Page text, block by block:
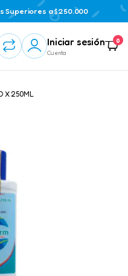
Superiores a $250.000
Iniciar sesión
Cuenta
0
X 250ML